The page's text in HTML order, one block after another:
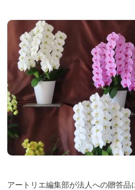
アートリエ編集部が法人への贈答品